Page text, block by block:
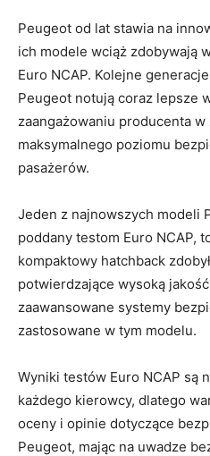
Peugeot od‍ lat ⁢stawia na
ich modele wciąż zdobywają
⁤Euro NCAP. Kolejne
Peugeot notują ⁢coraz lepsze
zaangażowaniu producenta
maksymalnego‍ poziomu
pasażerów.
Jeden z‌ najnowszych ⁢modeli
poddany testom Euro NCAP,
⁣kompaktowy hatchback
potwierdzające wysoką
zaawansowane systemy
zastosowane w tym modelu.
Wyniki ⁣testów Euro⁢ NCAP są
każdego kierowcy, dlatego
oceny i opinie dotyczące
Peugeot, mając na ⁣uwadze